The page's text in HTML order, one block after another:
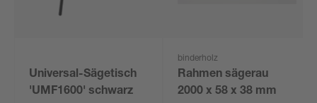
Universal-Sägetisch
'UMF1600' schwarz
binderholz
Rahmen sägerau
2000 x 58 x 38 mm